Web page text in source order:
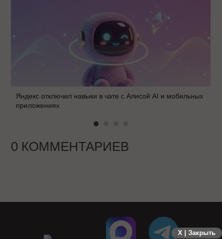
Яндекс отключил навыки в чате с Алисой AI и мобильных
приложениях
0 КОММЕНТАРИЕВ
X | Закрыть